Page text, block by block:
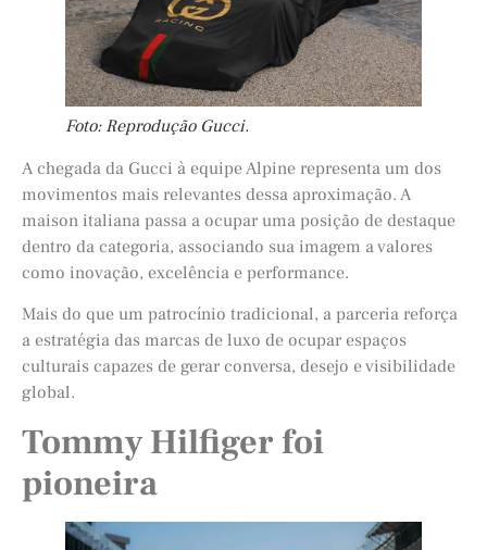
Foto: Reprodução Gucci.
A chegada da Gucci à equipe Alpine representa um dos
movimentos mais relevantes dessa aproximação. A
maison italiana passa a ocupar uma posição de destaque
dentro da categoria, associando sua imagem a valores
como inovação, excelência e performance.
Mais do que um patrocínio tradicional, a parceria reforça
a estratégia das marcas de luxo de ocupar espaços
culturais capazes de gerar conversa, desejo e visibilidade
global.
Tommy Hilfiger foi
pioneira